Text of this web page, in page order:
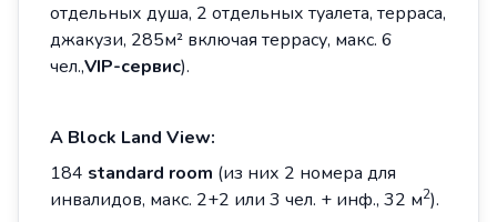
отдельных душа, 2 отдельных туалета, терраса,
джакузи, 285м² включая террасу, макс. 6
чел.,VIP-сервис).
A Block Land View:
184 standard room (из них 2 номера для
инвалидов, макс. 2+2 или 3 чел. + инф., 32 м2).